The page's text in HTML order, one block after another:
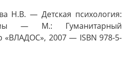
Н.В. — Детская психология:
— М.: Гуманитарный
«ВЛАДОС», 2007 — ISBN 978-5-